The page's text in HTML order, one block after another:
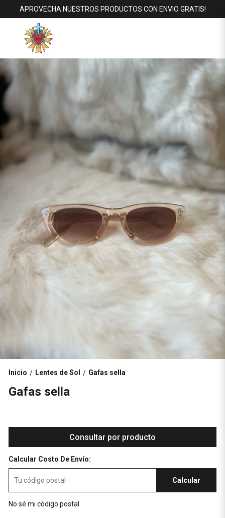
APROVECHA NUESTROS PRODUCTOS CON ENVIO GRATIS!
Inicio / Lentes de Sol / Gafas sella
Gafas sella
Consultar por producto
Calcular Costo De Envío:
Calcular
No sé mi código postal